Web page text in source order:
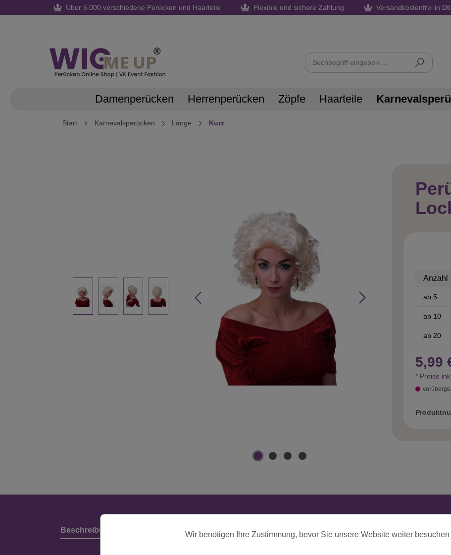
Zur Hauptnavigation springen
Über 5.000 verschiedene Perücken und Haarteile Flexible und sichere Zahlung Versandkostenfrei in
Damenperücken Herrenperücken Zöpfe Haarteile
Start Karnevalsperücken Länge Kurz
Anzahl
ab 5
ab 10
ab 20
5,99
* Preise
Beschreibung Produktdetails & Hersteller Bewertungen
Wir benötigen Ihre Zustimmung, bevor Sie unsere Website weiter besuchen